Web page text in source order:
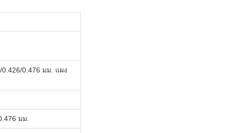
0.476 มม. แผง
มม.